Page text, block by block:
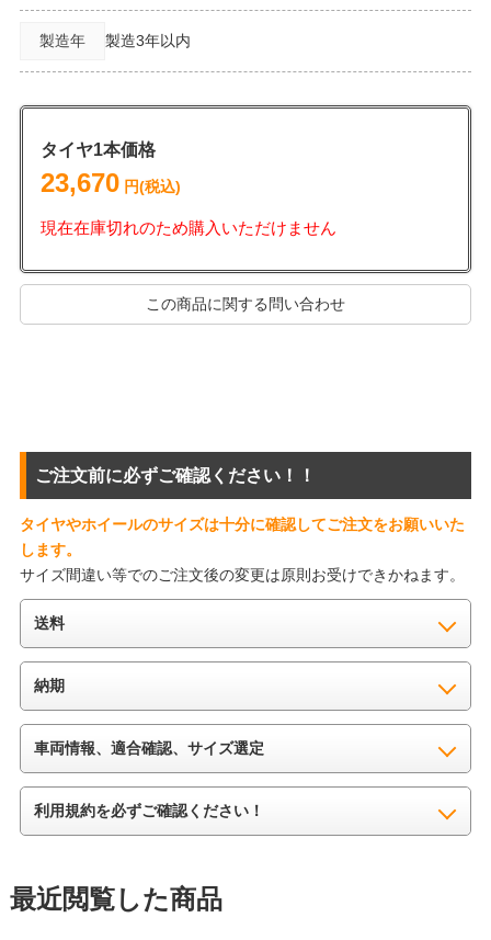
製造年 製造3年以内
タイヤ1本価格
23,670円(税込)
現在在庫切れのため購入いただけません
この商品に関する問い合わせ
ご注文前に必ずご確認ください！！
タイヤやホイールのサイズは十分に確認してご注文をお願いいた
します。
サイズ間違い等でのご注文後の変更は原則お受けできかねます。
送料
納期
車両情報、適合確認、サイズ選定
利用規約を必ずご確認ください！
最近閲覧した商品